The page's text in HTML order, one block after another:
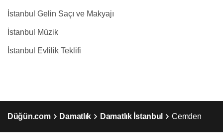
İstanbul Gelin Saçı ve Makyajı
İstanbul Müzik
İstanbul Evlilik Teklifi
Düğün.com Damatlık Damatlık İstanbul Cemden